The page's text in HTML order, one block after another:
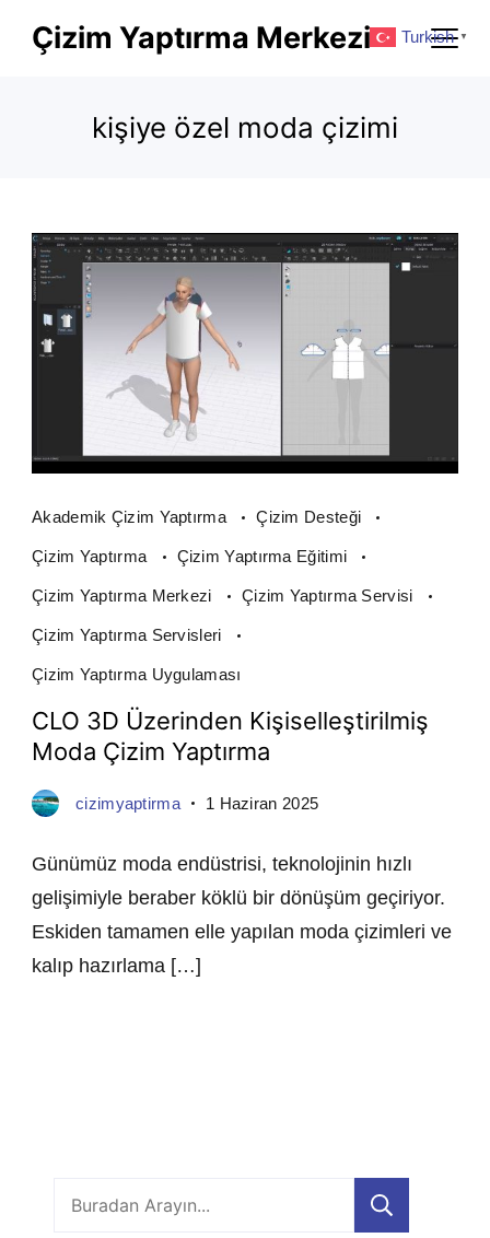
Çizim Yaptırma Merkezi
kişiye özel moda çizimi
Akademik Çizim Yaptırma Çizim Desteği
Çizim Yaptırma Çizim Yaptırma Eğitimi
Çizim Yaptırma Merkezi Çizim Yaptırma Servisi
Çizim Yaptırma Servisleri
Çizim Yaptırma Uygulaması
CLO 3D Üzerinden Kişiselleştirilmiş
Moda Çizim Yaptırma
cizimyaptirma 1 Haziran 2025
Günümüz moda endüstrisi, teknolojinin hızlı
gelişimiyle beraber köklü bir dönüşüm geçiriyor.
Eskiden tamamen elle yapılan moda çizimleri ve
kalıp hazırlama […]
Turkish ▼